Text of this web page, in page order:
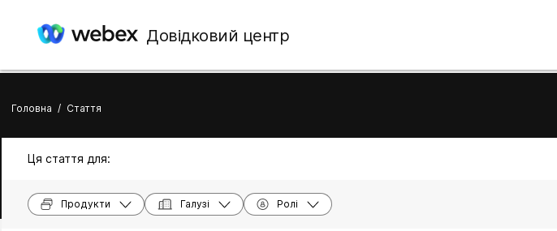
Довідковий центр
Головна / Стаття
Ця стаття для:
Продукти Галузі Ролі